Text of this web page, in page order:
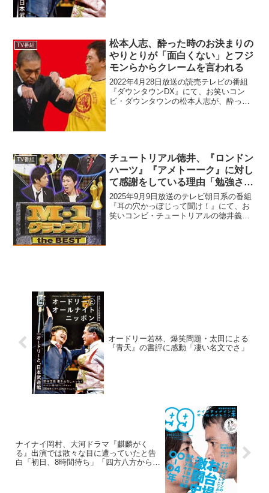
TV番組
松本人志、酔った時のお決まりの
やりとりが「面白くない」とフジ
モンらからクレームを言われる
2022年4月28日放送の読売テレビの番組
『ダウンタウンDX』にて、お笑いコン
ビ・ダウンタウンの松本人志が、酔った
TV番組
チュートリアル徳井、『ロンドン
ハーツ』『アメトーーク』に対し
て感謝をしている理由「勉強させ
てもらって」
2025年9月9日放送のテレビ朝日系の番組
『耳の穴かっぽじって聞け！』にて、お
笑いコンビ・チュートリアルの徳井義実
オードリー若林、爆笑問題・太田による
『青天』の書評に感動「凄い名文でさ」
ナイナイ岡村、大河ドラマ『麒麟がく
る』出演では散々な目に遭っていたと告
白「初日、8時間待ち」「四方八方から大